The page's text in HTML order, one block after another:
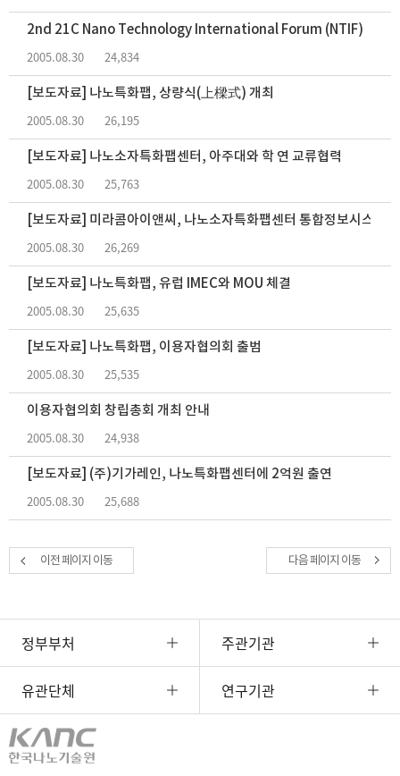
2nd 21C Nano Technology International Forum (NTIF)
2005.08.30 24,834
[보도자료] 나노특화팹, 상량식(上樑式) 개최
2005.08.30 26,195
[보도자료] 나노소자특화팹센터, 아주대와 학 연 교류협력
2005.08.30 25,763
[보도자료] 미라콤아이앤씨, 나노소자특화팹센터 통합정보시스템
2005.08.30 26,269
[보도자료] 나노특화팹, 유럽 IMEC와 MOU 체결
2005.08.30 25,635
[보도자료] 나노특화팹, 이용자협의회 출범
2005.08.30 25,535
이용자협의회 창립총회 개최 안내
2005.08.30 24,938
[보도자료] (주)기가레인, 나노특화팹센터에 2억원 출연
2005.08.30 25,688
이전 페이지 이동 다음 페이지 이동
정부부처 주관기관
유관단체 연구기관